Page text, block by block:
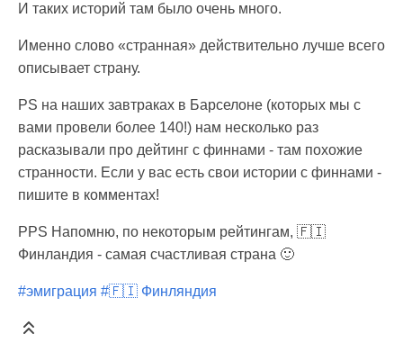
И таких историй там было очень много.
Именно слово «странная» действительно лучше всего
описывает страну.
PS на наших завтраках в Барселоне (которых мы с
вами провели более 140!) нам несколько раз
расказывали про дейтинг с финнами - там похожие
странности. Если у вас есть свои истории с финнами -
пишите в комментах!
PPS Напомню, по некоторым рейтингам, 🇫🇮
Финландия - самая счастливая страна 🙂
#эмиграция #🇫🇮 Финляндия